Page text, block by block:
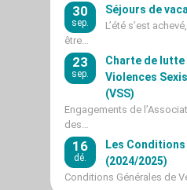
30
sep.
Séjours de
L’été s’est
être…
23
sep.
Charte de
Violences
(VSS)
Engagements de
des…
16
dé.
Les
(2024/2025)
Conditions Générales de